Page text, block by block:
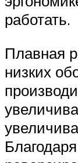
работать.
Плавная
низких